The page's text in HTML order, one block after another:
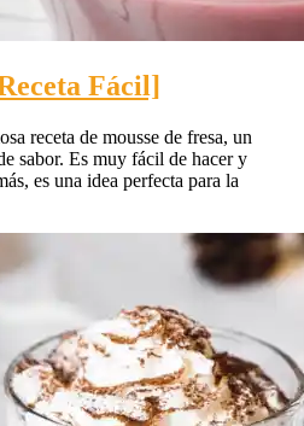
Fácil]
receta de mousse de fresa, un
sabor. Es muy fácil de hacer y
es una idea perfecta para la